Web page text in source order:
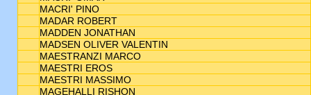
MACRI' PINO
MADAR ROBERT
MADDEN JONATHAN
MADSEN OLIVER VALENTIN
MAESTRANZI MARCO
MAESTRI EROS
MAESTRI MASSIMO
MAGEHALLI RISHON